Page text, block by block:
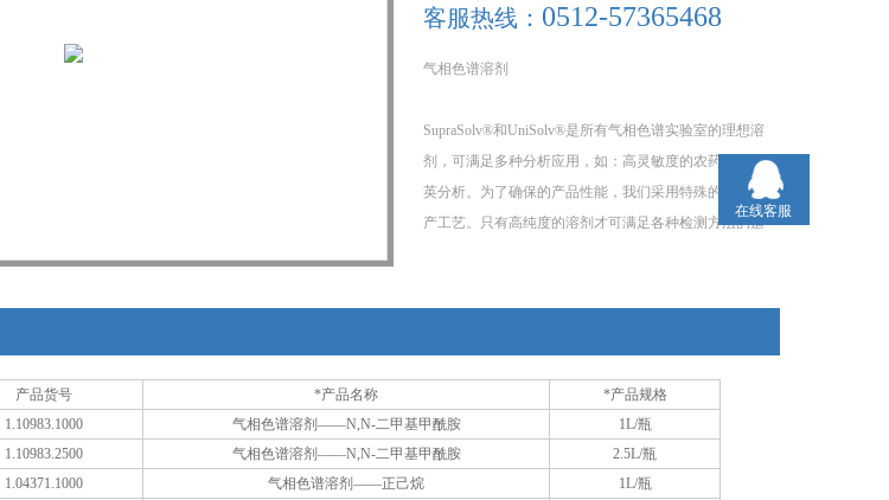
客服热线： 0512-57365468
气相色谱溶剂
SupraSolv®和UniSolv®是所有气相色谱实验室的理想溶
剂，可满足多种分析应用，如：高灵敏度的农药和二嘮
英分析。为了确保的产品性能，我们采用特殊的蒸馏生
产工艺。只有高纯度的溶剂才可满足各种检测方法的适
产品货号 *产品名称
*产品规格
1.10983.1000 气相色谱溶剂——N,N-二甲基甲酰胺
1L/瓶
1.10983.2500 气相色谱溶剂——N,N-二甲基甲酰胺
2.5L/瓶
1.04371.1000 气相色谱溶剂——正己烷
1L/瓶
在线客服